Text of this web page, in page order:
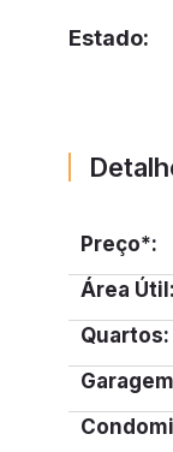
Estado:
Preço*:
Área Útil:
Quartos: